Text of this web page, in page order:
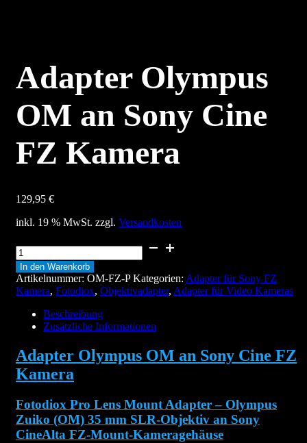
Adapter Olympus
OM an Sony Cine
FZ Kamera
129,95 €
inkl. 19 % MwSt. zzgl. Versandkosten
Adapter
Olympus
OM
an
Sony
Kamera
In den Warenkorb
Artikelnummer: OM-FZ-P Kategorien: Adapter für Sony FZ
Kamera, Fotodiox, Objektivadapter, Adapter für Video Kameras
Beschreibung
Zusätzliche Informationen
Adapter Olympus OM an Sony Cine FZ
Kamera
Fotodiox Pro Lens Mount Adapter – Olympus
Zuiko (OM) 35 mm SLR-Objektiv an Sony
CineAlta FZ-Mount-Kameragehäuse